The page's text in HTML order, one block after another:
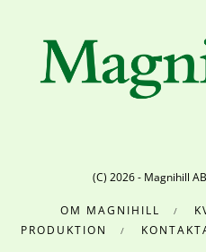
(C) 2026 - Magnihill
OM MAGNIHILL
PRODUKTION